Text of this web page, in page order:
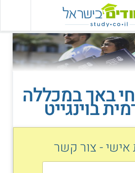
באך במכללה
בוינגייט
אישי - צור קשר